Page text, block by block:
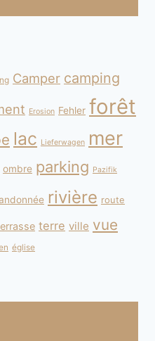
Camper camping
Erosion Fehler forêt
lac Lieferwagen mer
ombre parking Pazifik
rivière route
terre ville vue
église